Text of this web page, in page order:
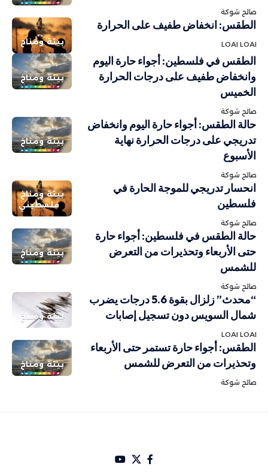
صالح شوكة
بيئة ومناخ
الطقس: انخفاض طفيف على الحرارة
LOAI LOAI
بيئة ومناخ
الطقس في فلسطين: أجواء حارة اليوم
وانخفاض طفيف على درجات الحرارة
الخميس
صالح شوكة
بيئة ومناخ
حالة الطقس: أجواء حارة اليوم وانخفاض
تدريجي على درجات الحرارة نهاية
الأسبوع
صالح شوكة
بيئة ومناخ
فلسطيني
انحسار تدريجي للموجة الحارة في
فلسطين
صالح شوكة
بيئة ومناخ
حالة الطقس في فلسطين: أجواء حارة
حتى الأربعاء وتحذيرات من التعرض
للشمس
صالح شوكة
بيئة ومناخ
“محدث” زلزال بقوة 5.6 درجات يضرب
شمال السويس دون تسجيل إصابات
LOAI LOAI
بيئة ومناخ
الطقس: أجواء حارة تستمر حتى الأربعاء
وتحذيرات من التعرض للشمس
صالح شوكة